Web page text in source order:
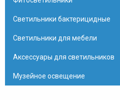
Светильники бактерицидные
Светильники для мебели
Аксессуары для светильников
Музейное освещение